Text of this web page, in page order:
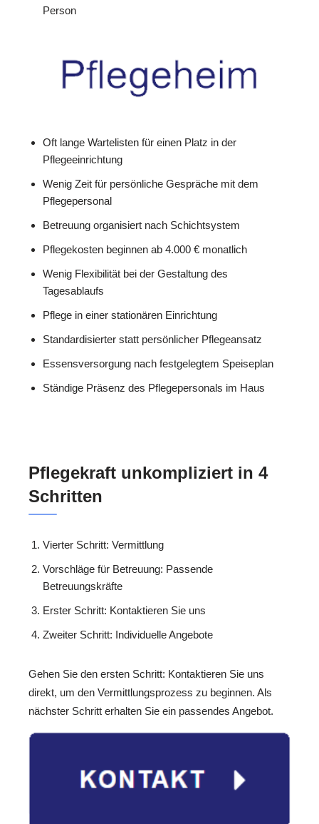
Person
Oft lange Wartelisten für einen Platz in der
Pflegeeinrichtung
Wenig Zeit für persönliche Gespräche mit dem
Pflegepersonal
Betreuung organisiert nach Schichtsystem
Pflegekosten beginnen ab 4.000 € monatlich
Wenig Flexibilität bei der Gestaltung des
Tagesablaufs
Pflege in einer stationären Einrichtung
Standardisierter statt persönlicher Pflegeansatz
Essensversorgung nach festgelegtem Speiseplan
Ständige Präsenz des Pflegepersonals im Haus
Pflegekraft unkompliziert in 4
Schritten
Vierter Schritt: Vermittlung
Vorschläge für Betreuung: Passende
Betreuungskräfte
Erster Schritt: Kontaktieren Sie uns
Zweiter Schritt: Individuelle Angebote
Gehen Sie den ersten Schritt: Kontaktieren Sie uns
direkt, um den Vermittlungsprozess zu beginnen. Als
nächster Schritt erhalten Sie ein passendes Angebot.